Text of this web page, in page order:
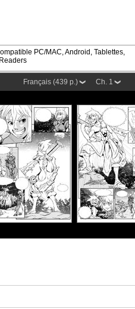
PC/MAC, Android, Tablettes,
Ch. 1
Français (439 p.)